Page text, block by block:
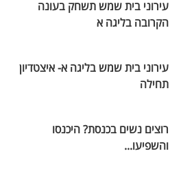
עירוני בית שמש תשחק בעונה
הקרובה בליגה א
עירוני בית שמש בליגה א- איצטדיון
תחילה
רוצים נשים בכנסת? היכנסו
והשפיעו...